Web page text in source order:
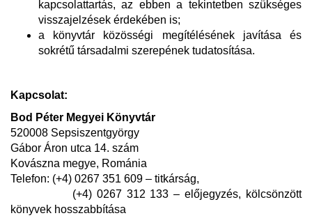
kapcsolattartás, az ebben a tekintetben szükséges
visszajelzések érdekében is;
a könyvtár közösségi megítélésének javítása és
sokrétű társadalmi szerepének tudatosítása.
Kapcsolat:
Bod Péter Megyei Könyvtár
520008 Sepsiszentgyörgy
Gábor Áron utca 14. szám
Kovászna megye, Románia
Telefon: (+4) 0267 351 609 – titkárság,
(+4) 0267 312 133 – előjegyzés, kölcsönzött
könyvek hosszabbítása